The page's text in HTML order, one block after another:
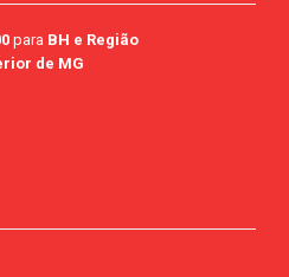
para BH e Região
de MG